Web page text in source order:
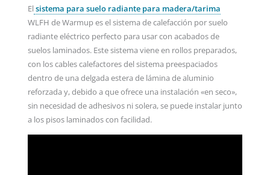
El sistema para suelo radiante para madera/tarima
WLFH de Warmup es el sistema de calefacción por suelo
radiante eléctrico perfecto para usar con acabados de
suelos laminados. Este sistema viene en rollos preparados,
con los cables calefactores del sistema preespaciados
dentro de una delgada estera de lámina de aluminio
reforzada y, debido a que ofrece una instalación «en seco»,
sin necesidad de adhesivos ni solera, se puede instalar junto
a los pisos laminados con facilidad.